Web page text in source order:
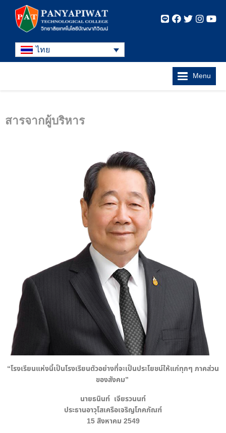
ไทย
Menu
สารจากผู้บริหาร
“โรงเรียนแห่งนี้เป็นโรงเรียนตัวอย่างที่จะเป็นประโยชน์ให้แก่ทุกๆ ภาคส่วน
ของสังคม”
นายธนินท์ เจียรวนนท์
ประธานอาวุโสเครือเจริญโภคภัณฑ์
15 สิงหาคม 2549